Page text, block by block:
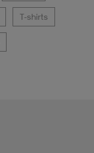
T-shirts